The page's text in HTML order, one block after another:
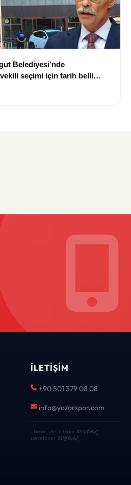
Belediyesi’nde
seçimi için tarih belli
İLETIŞIM
+90 501 379 08 08
info@yazarspor.com
eNews · Geliştirici KEYDAL·
Developer KEYDAL